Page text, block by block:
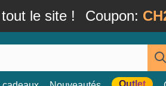
le site ! Coupon:
Outlet